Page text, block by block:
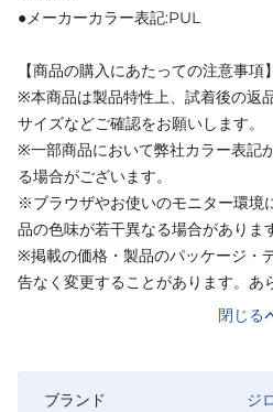
●メーカーカラー表記:PUL
【商品の購入にあたっての注意事項】
※本商品は製品特性上、試着後の返
サイズなどご確認をお願いします。
※一部商品において弊社カラー表記
る場合がございます。
※ブラウザやお使いのモニター環境
品の色味が若干異なる場合がありま
※掲載の価格・製品のパッケージ・
告なく変更することがあります。あ
閉じる
ブランド
ジ